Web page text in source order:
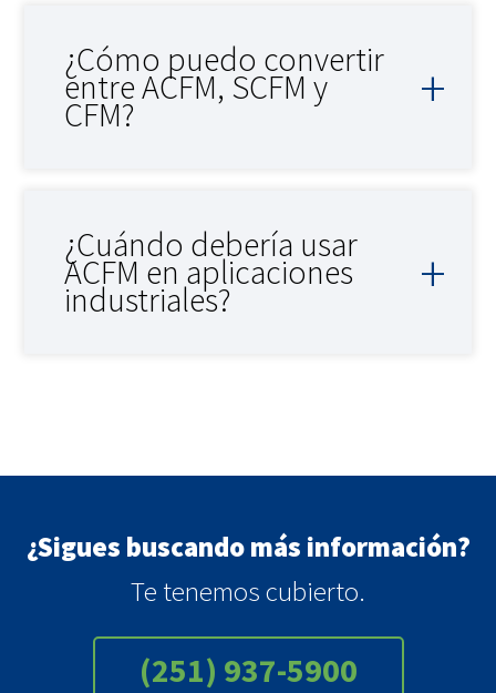
¿Cómo puedo convertir
entre ACFM, SCFM y
CFM?
¿Cuándo debería usar
ACFM en aplicaciones
industriales?
¿Sigues buscando más información?
Te tenemos cubierto.
(251) 937-5900